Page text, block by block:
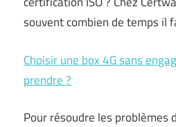
souvent combien de temps il
Choisir une box 4G sans
prendre ?
Pour résoudre les problèmes